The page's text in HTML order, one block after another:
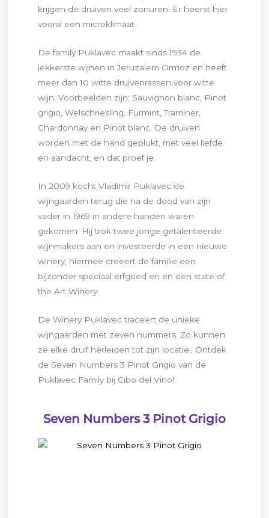
krijgen de druiven veel zonuren. Er heerst hier
vooral een microklimaat .
De family Puklavec maakt sinds 1934 de
lekkerste wijnen in Jeruzalem Ormoz en heeft
meer dan 10 witte druivenrassen voor witte
wijn. Voorbeelden zijn; Sauvignon blanc, Pinot
grigio, Welschriesling, Furmint, Traminer,
Chardonnay en Pinot blanc. De druiven
worden met de hand geplukt, met veel liefde
en aandacht, en dat proef je.
In 2009 kocht Vladimir Puklavec de
wijngaarden terug die na de dood van zijn
vader in 1969 in andere handen waren
gekomen. Hij trok twee jonge getalenteerde
wijnmakers aan en investeerde in een nieuwe
winery, hiermee creëert de familie een
bijzonder speciaal erfgoed en en een state of
the Art Winery.
De Winery Puklavec traceert de unieke
wijngaarden met zeven nummers. Zo kunnen
ze elke druif herleiden tot zijn locatie.. Ontdek
de Seven Numbers 3 Pinot Grigio van de
Puklavec Family bij Cibo del Vino!
Seven Numbers 3 Pinot Grigio